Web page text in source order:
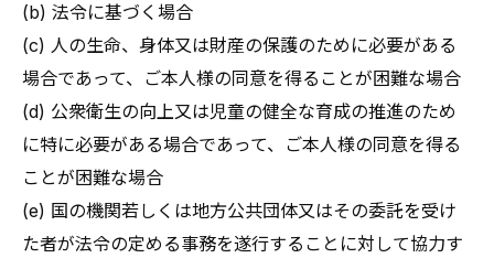
(b) 法令に基づく場合
(c) 人の生命、身体又は財産の保護のために必要がある
場合であって、ご本人様の同意を得ることが困難な場合
(d) 公衆衛生の向上又は児童の健全な育成の推進のため
に特に必要がある場合であって、ご本人様の同意を得る
ことが困難な場合
(e) 国の機関若しくは地方公共団体又はその委託を受け
た者が法令の定める事務を遂行することに対して協力す